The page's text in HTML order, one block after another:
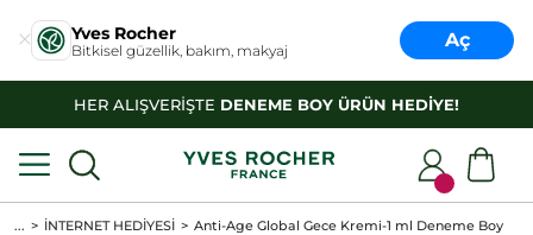
Yves Rocher
Bitkisel güzellik, bakım, makyaj Aç
HER ALIŞVERİŞTE DENEME BOY ÜRÜN HEDİYE!
... İNTERNET HEDİYESİ Anti-Age Global Gece Kremi-1 ml Deneme Boy